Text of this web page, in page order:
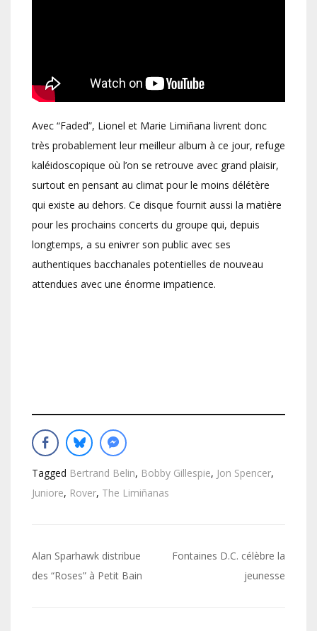
Avec “Faded”, Lionel et Marie Limiñana livrent donc
très probablement leur meilleur album à ce jour, refuge
kaléidoscopique où l’on se retrouve avec grand plaisir,
surtout en pensant au climat pour le moins délétère
qui existe au dehors. Ce disque fournit aussi la matière
pour les prochains concerts du groupe qui, depuis
longtemps, a su enivrer son public avec ses
authentiques bacchanales potentielles de nouveau
attendues avec une énorme impatience.
Tagged Bertrand Belin, Bobby Gillespie, Jon Spencer,
Juniore, Rover, The Limiñanas
Navigation
de
Alan Sparhawk distribue
des “Roses” à Petit Bain
Fontaines D.C. célèbre la
jeunesse